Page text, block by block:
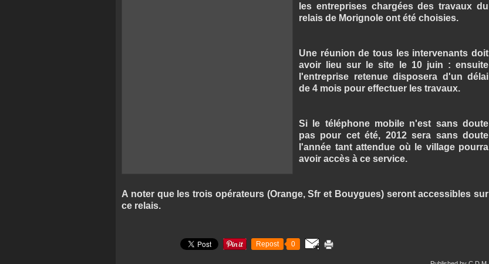
les entreprises chargées des travaux du
relais de Morignole ont été choisies.
Une réunion de tous les intervenants doit
avoir lieu sur le site le 10 juin : ensuite
l'entreprise retenue disposera d'un délai
de 4 mois pour effectuer les travaux.
Si le téléphone mobile n'est sans doute
pas pour cet été, 2012 sera sans doute
l'année tant attendue où le village pourra
avoir accès à ce service.
A noter que les trois opérateurs (Orange, Sfr et Bouygues) seront accessibles sur
ce relais.
Repost 0